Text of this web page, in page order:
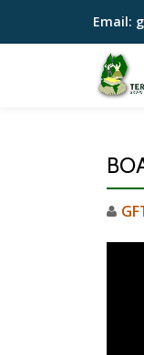
Skip
Email: